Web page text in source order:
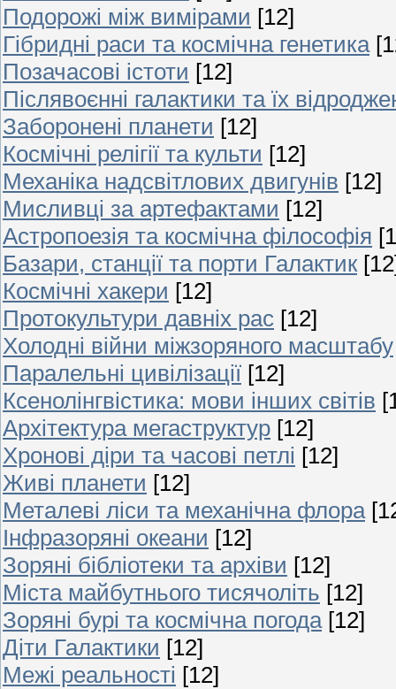
Подорожі між вимірами [12]
Гібридні раси та космічна генетика
Позачасові істоти [12]
Післявоєнні галактики та їх
Заборонені планети [12]
Космічні релігії та культи [12]
Механіка надсвітлових двигунів [12]
Мисливці за артефактами [12]
Астропоезія та космічна філософія
Базари, станції та порти Галактик
Космічні хакери [12]
Протокультури давніх рас [12]
Холодні війни міжзоряного масштабу
Паралельні цивілізації [12]
Ксенолінгвістика: мови інших світів
Архітектура мегаструктур [12]
Хронові діри та часові петлі [12]
Живі планети [12]
Металеві ліси та механічна флора
Інфразоряні океани [12]
Зоряні бібліотеки та архіви [12]
Міста майбутнього тисячоліть [12]
Зоряні бурі та космічна погода [12]
Діти Галактики [12]
Межі реальності [12]